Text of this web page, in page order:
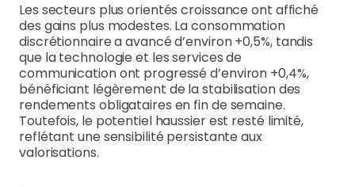
Les secteurs plus orientés croissance ont affiché
des gains plus modestes. La consommation
discrétionnaire a avancé d’environ +0,5%, tandis
que la technologie et les services de
communication ont progressé d’environ +0,4%,
bénéficiant légèrement de la stabilisation des
rendements obligataires en fin de semaine.
Toutefois, le potentiel haussier est resté limité,
reflétant une sensibilité persistante aux
valorisations.